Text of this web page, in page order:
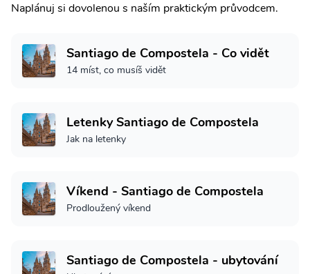
Naplánuj si dovolenou s naším praktickým průvodcem.
Santiago de Compostela - Co vidět
14 míst, co musíš vidět
Letenky Santiago de Compostela
Jak na letenky
Víkend - Santiago de Compostela
Prodloužený víkend
Santiago de Compostela - ubytování